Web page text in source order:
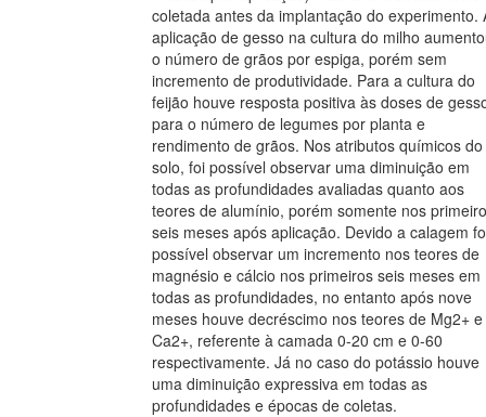
coletada antes da implantação do experimento.
aplicação de gesso na cultura do milho
o número de grãos por espiga, porém sem
incremento de produtividade. Para a cultura do
feijão houve resposta positiva às doses de
para o número de legumes por planta e
rendimento de grãos. Nos atributos químicos do
solo, foi possível observar uma diminuição em
todas as profundidades avaliadas quanto aos
teores de alumínio, porém somente nos
seis meses após aplicação. Devido a calagem
possível observar um incremento nos teores de
magnésio e cálcio nos primeiros seis meses em
todas as profundidades, no entanto após nove
meses houve decréscimo nos teores de Mg2+ e
Ca2+, referente à camada 0-20 cm e 0-60
respectivamente. Já no caso do potássio houve
uma diminuição expressiva em todas as
profundidades e épocas de coletas.